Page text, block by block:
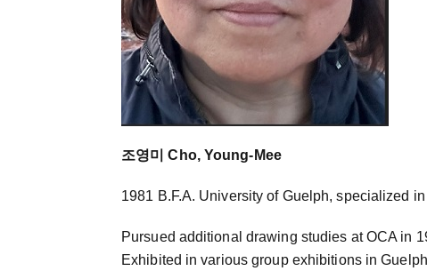
조영미 Cho, Young-Mee
1981 B.F.A. University of Guelph, specialized
Pursued additional drawing studies at OCA in
Exhibited in various group exhibitions in